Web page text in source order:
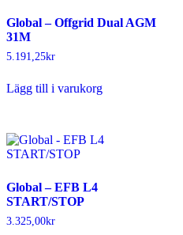
Global – Offgrid Dual AGM
31M
5.191,25kr
Lägg till i varukorg
Global – EFB L4
START/STOP
3.325,00kr